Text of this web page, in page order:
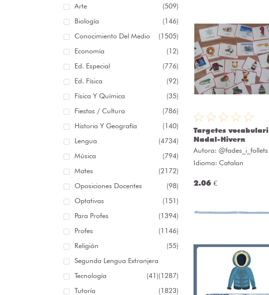
Arte
(509)
Biología
(146)
Conocimiento Del Medio
(1505)
Economía
(12)
Ed. Especial
(776)
Ed. Física
(92)
Física Y Química
(35)
Fiestas / Cultura
(786)
Historia Y Geografía
(140)
Lengua
(4734)
Música
(794)
Mates
(2172)
Oposiciones Docentes
(98)
Optativas
(151)
Para Profes
(1394)
Profes
(1146)
Religión
(55)
Segunda Lengua Extranjera
(1287)
Tecnología
(41)
Tutoría
(1823)
Targetes vocabulari
Nadal-Hivern
Autora: @fades_i_follets
Idioma: Catalan
2.06 €